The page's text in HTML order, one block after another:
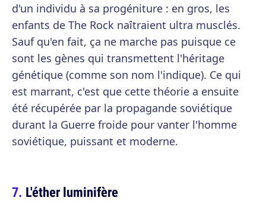
d'un individu à sa progéniture : en gros, les
enfants de The Rock naîtraient ultra musclés.
Sauf qu'en fait, ça ne marche pas puisque ce
sont les gènes qui transmettent l'héritage
génétique (comme son nom l'indique). Ce qui
est marrant, c'est que cette théorie a ensuite
été récupérée par la propagande soviétique
durant la Guerre froide pour vanter l'homme
soviétique, puissant et moderne.
L'éther luminifère